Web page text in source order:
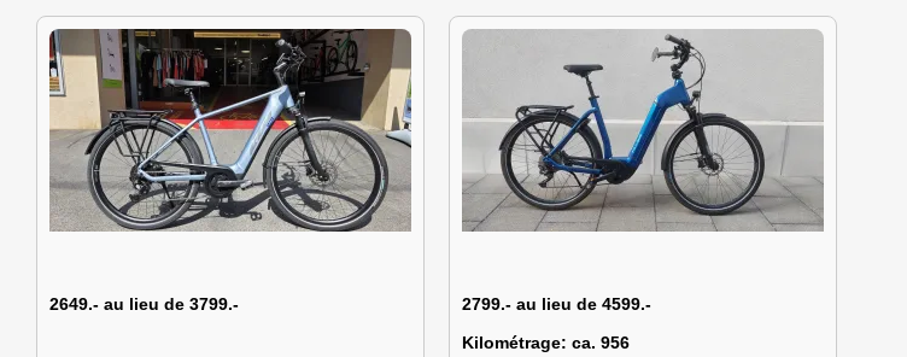
2649.- au lieu de 3799.-
2799.- au lieu de 4599.-
Kilométrage: ca. 956